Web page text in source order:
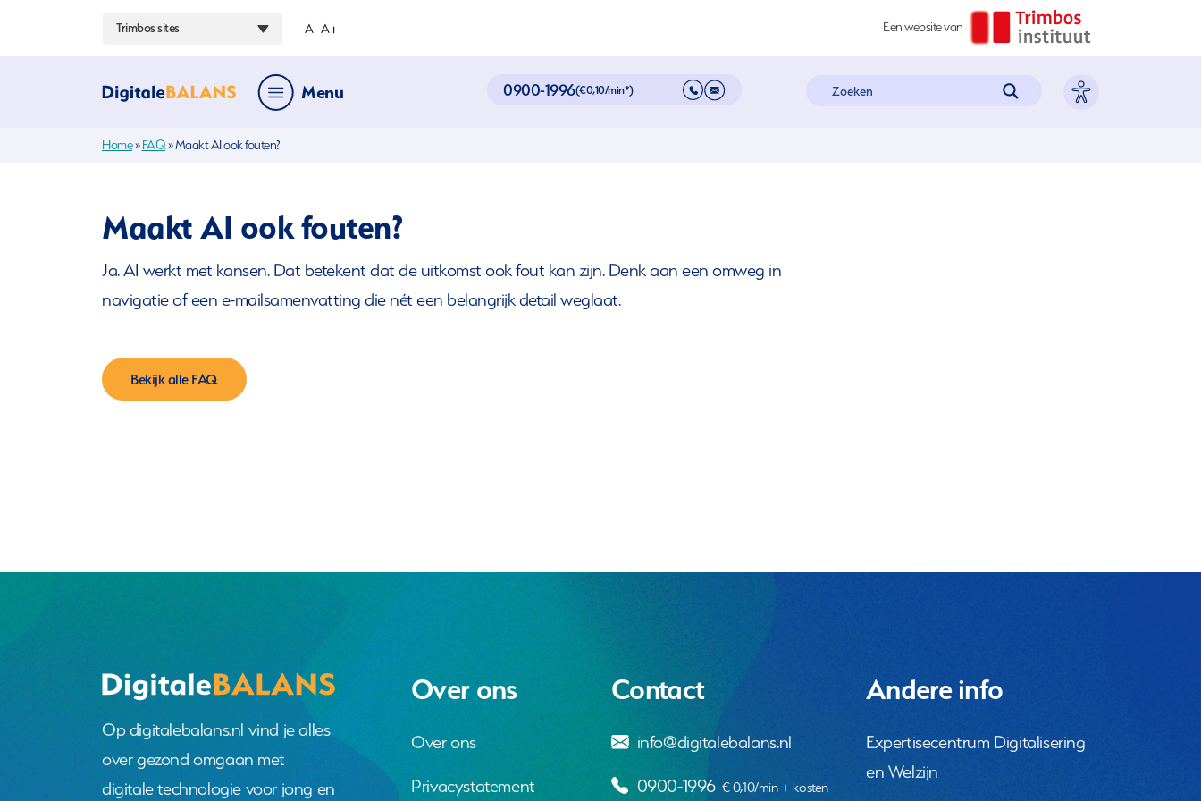
Trimbos sites A- A+ Een website van
Menu
Hoofdmenu
0900-1996(€0,10/min*)
Home»FAQ»Maakt AI ook fouten?
Maakt AI ook fouten?
Ja. AI werkt met kansen. Dat betekent dat de uitkomst ook fout kan zijn. Denk aan een omweg in
navigatie of een e-mailsamenvatting die nét een belangrijk detail weglaat.
Bekijk alle FAQ
Op digitalebalans.nl vind je alles
over gezond omgaan met
digitale technologie voor jong en
Over ons
Over ons
Privacystatement
Contact
info@digitalebalans.nl
0900-1996 € 0,10/min + kosten
Andere info
Expertisecentrum Digitalisering
en Welzijn